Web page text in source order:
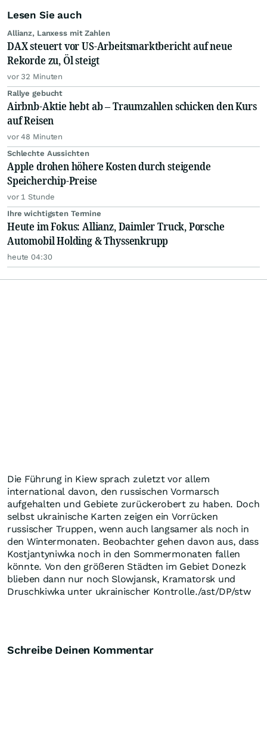
Lesen Sie auch
Allianz, Lanxess mit Zahlen
DAX steuert vor US-Arbeitsmarktbericht auf neue
Rekorde zu, Öl steigt
vor 32 Minuten
Rallye gebucht
Airbnb-Aktie hebt ab – Traumzahlen schicken den Kurs
auf Reisen
vor 48 Minuten
Schlechte Aussichten
Apple drohen höhere Kosten durch steigende
Speicherchip-Preise
vor 1 Stunde
Ihre wichtigsten Termine
Heute im Fokus: Allianz, Daimler Truck, Porsche
Automobil Holding & Thyssenkrupp
heute 04:30
Die Führung in Kiew sprach zuletzt vor allem
international davon, den russischen Vormarsch
aufgehalten und Gebiete zurückerobert zu haben. Doch
selbst ukrainische Karten zeigen ein Vorrücken
russischer Truppen, wenn auch langsamer als noch in
den Wintermonaten. Beobachter gehen davon aus, dass
Kostjantyniwka noch in den Sommermonaten fallen
könnte. Von den größeren Städten im Gebiet Donezk
blieben dann nur noch Slowjansk, Kramatorsk und
Druschkiwka unter ukrainischer Kontrolle./ast/DP/stw
Schreibe Deinen Kommentar